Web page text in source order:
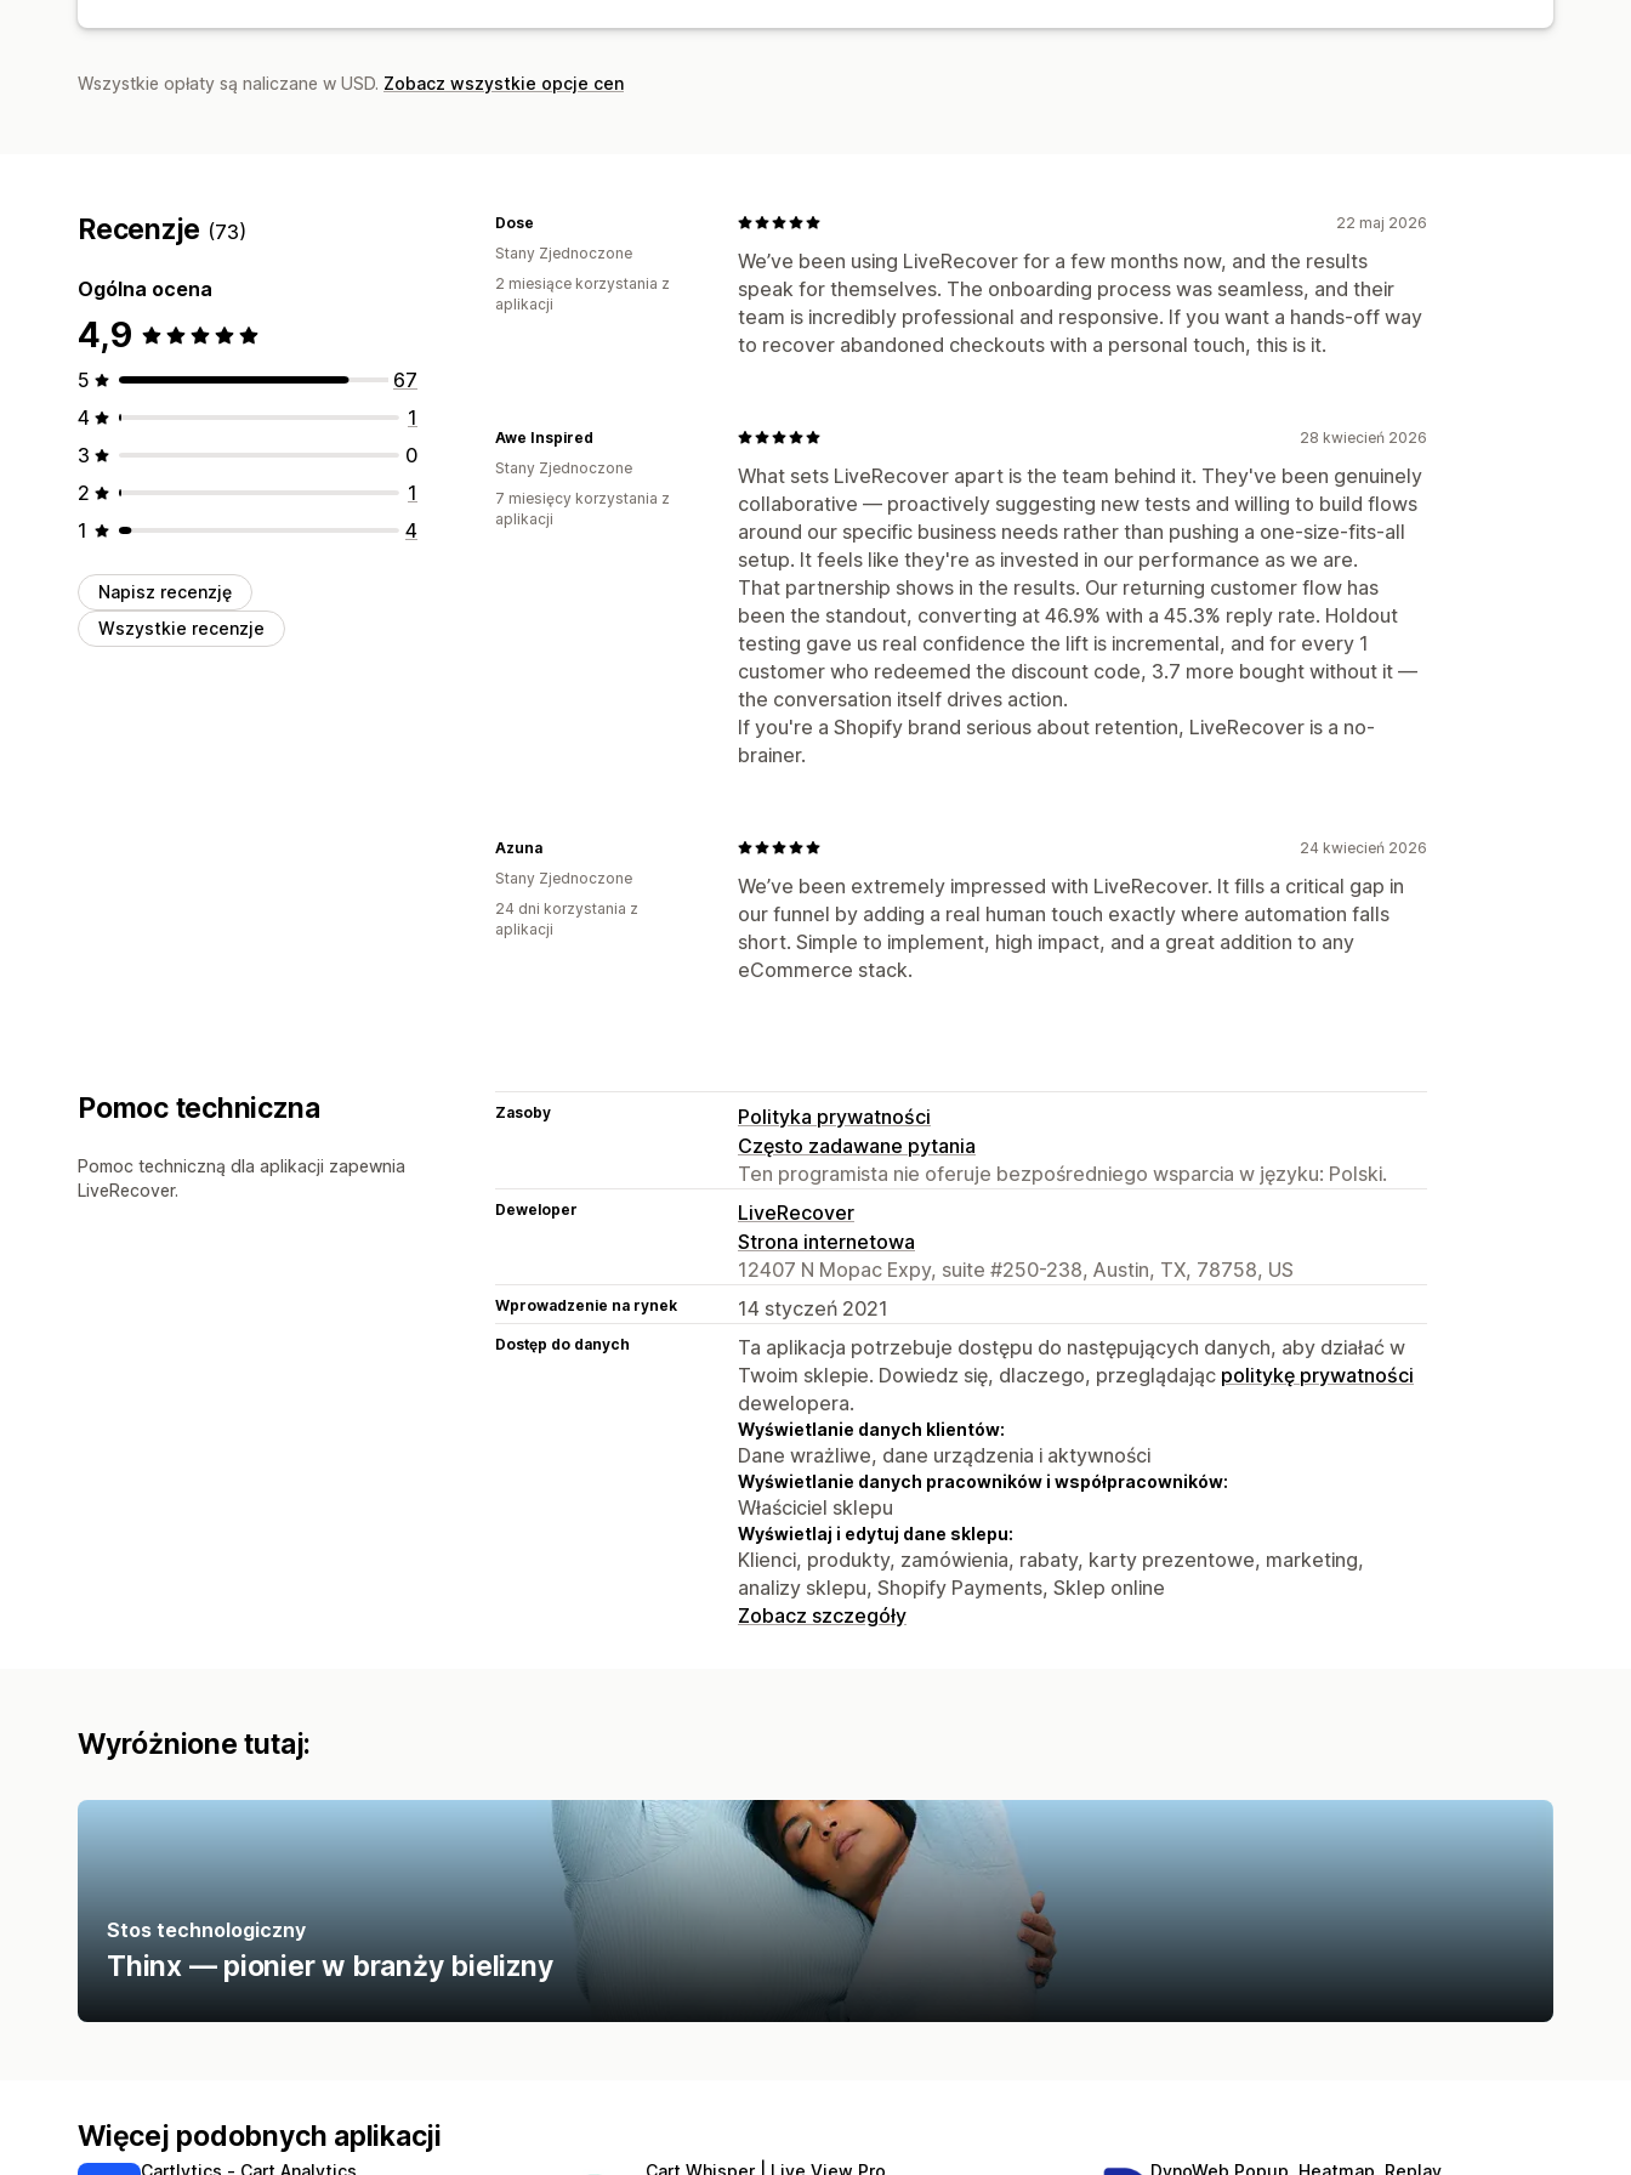
Wszystkie opłaty są naliczane w USD. Zobacz wszystkie opcje cen
Recenzje (73)
Ogólna ocena
4,9
5
67
4
1
3
0
2
1
1
4
Napisz recenzję
Wszystkie recenzje
22 maj 2026
We’ve been using LiveRecover for a few months now, and the results
speak for themselves. The onboarding process was seamless, and their
team is incredibly professional and responsive. If you want a hands-off way
to recover abandoned checkouts with a personal touch, this is it.
Dose
Stany Zjednoczone
2 miesiące korzystania z
aplikacji
28 kwiecień 2026
What sets LiveRecover apart is the team behind it. They've been genuinely
collaborative — proactively suggesting new tests and willing to build flows
around our specific business needs rather than pushing a one-size-fits-all
setup. It feels like they're as invested in our performance as we are.
That partnership shows in the results. Our returning customer flow has
been the standout, converting at 46.9% with a 45.3% reply rate. Holdout
testing gave us real confidence the lift is incremental, and for every 1
customer who redeemed the discount code, 3.7 more bought without it —
the conversation itself drives action.
If you're a Shopify brand serious about retention, LiveRecover is a no-
brainer.
Awe Inspired
Stany Zjednoczone
7 miesięcy korzystania z
aplikacji
24 kwiecień 2026
We’ve been extremely impressed with LiveRecover. It fills a critical gap in
our funnel by adding a real human touch exactly where automation falls
short. Simple to implement, high impact, and a great addition to any
eCommerce stack.
Azuna
Stany Zjednoczone
24 dni korzystania z
aplikacji
Pomoc techniczna
Pomoc techniczną dla aplikacji zapewnia
LiveRecover.
Zasoby
Polityka prywatności
Często zadawane pytania
Ten programista nie oferuje bezpośredniego wsparcia w języku: Polski.
Deweloper
LiveRecover
Strona internetowa
12407 N Mopac Expy, suite #250-238, Austin, TX, 78758, US
Wprowadzenie na rynek 14 styczeń 2021
Dostęp do danych
Ta aplikacja potrzebuje dostępu do następujących danych, aby działać w
Twoim sklepie. Dowiedz się, dlaczego, przeglądając politykę prywatności
dewelopera.
Wyświetlanie danych klientów:
Dane wrażliwe, dane urządzenia i aktywności
Wyświetlanie danych pracowników i współpracowników:
Właściciel sklepu
Wyświetlaj i edytuj dane sklepu:
Klienci, produkty, zamówienia, rabaty, karty prezentowe, marketing,
analizy sklepu, Shopify Payments, Sklep online
Zobacz szczegóły
Wyróżnione tutaj:
Stos technologiczny
Thinx — pionier w branży bielizny
Więcej podobnych aplikacji
Cartlytics ‑ Cart Analytics Cart Whisper | Live View Pro DynoWeb Popup, Heatmap, Replay